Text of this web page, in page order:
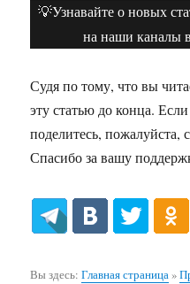
💡Узнавайте о новых
на наши каналы в
Судя по тому, что вы
эту статью до конца.
поделитесь,
Спасибо за вашу
Вы здесь:Главная страница»